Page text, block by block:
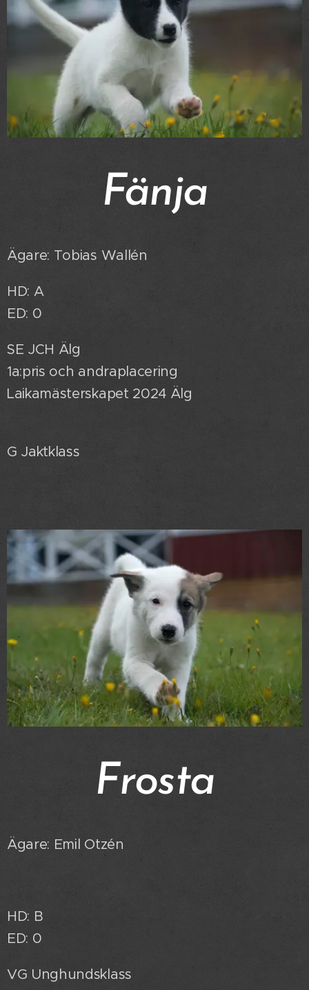
Fänja
Ägare: Tobias Wallén
HD: A
ED: 0
SE JCH Älg
1a:pris och andraplacering
Laikamästerskapet 2024 Älg
G Jaktklass
Frosta
Ägare: Emil Otzén
HD: B
ED: 0
VG Unghundsklass